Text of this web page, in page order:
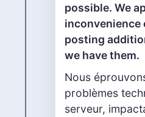
possible. We
inconvenience
posting
we have them.
Nous
problèmes
serveur,